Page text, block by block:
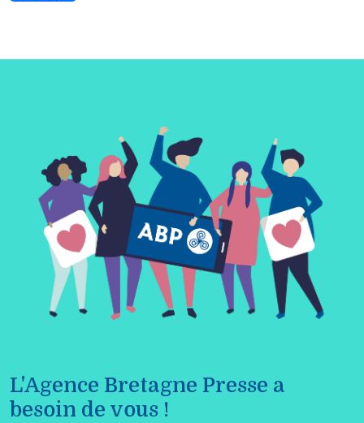
L'Agence Bretagne Presse a
besoin de vous !